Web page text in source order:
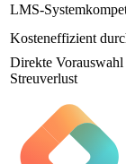
LMS-
Kosteneffizient
Direkte Vorauswahl
Streuverlust